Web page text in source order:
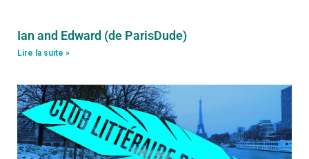
Ian and Edward (de ParisDude)
Lire la suite »